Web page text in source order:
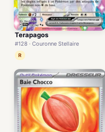
Terapagos
#128 · Couronne Stellaire
R